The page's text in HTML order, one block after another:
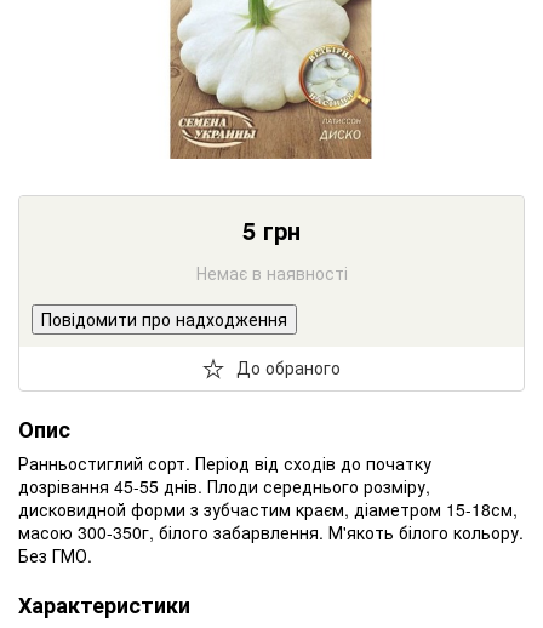
5 грн
Немає в наявності
Повідомити про надходження
До обраного
Опис
Ранньостиглий сорт. Період від сходів до початку
дозрівання 45-55 днів. Плоди середнього розміру,
дисковидной форми з зубчастим краєм, діаметром 15-18см,
масою 300-350г, білого забарвлення. М'якоть білого кольору.
Без ГМО.
Характеристики